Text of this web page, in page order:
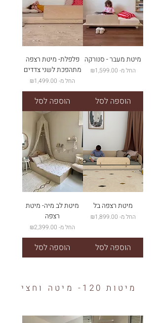
מיטת מעבר - סנורקה
החל מ- ₪1,599.00מחיר מבצע
הוספה לסל
פלפלת- מיטת רצפה
מתהפכת לשני צדדים
החל מ- ₪1,499.00מחיר מבצע
הוספה לסל
מיטת רצפה בל
החל מ- ₪1,899.00מחיר מבצע
הוספה לסל
מיטת לב מיה- מיטת
רצפה
החל מ- ₪2,399.00מחיר מבצע
הוספה לסל
מיטות 120- מיטה וחצי